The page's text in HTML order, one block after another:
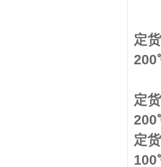
定
200
定
200
定
100